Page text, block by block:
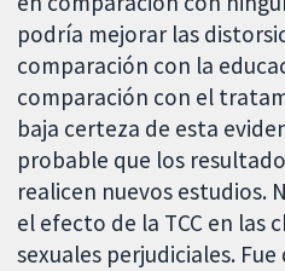
podría mejorar las
comparación con la
comparación con el
baja certeza de esta
probable que los
realicen nuevos estudios.
el efecto de la TCC en las
sexuales perjudiciales.